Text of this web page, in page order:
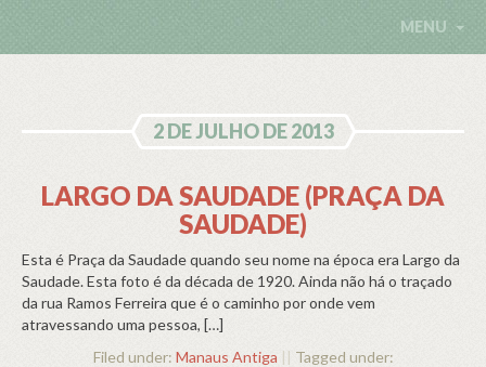
MENU
2 DE JULHO DE 2013
LARGO DA SAUDADE (PRAÇA DA
SAUDADE)
Esta é Praça da Saudade quando seu nome na época era Largo da
Saudade. Esta foto é da década de 1920. Ainda não há o traçado
da rua Ramos Ferreira que é o caminho por onde vem
atravessando uma pessoa, […]
Filed under: Manaus Antiga || Tagged under: